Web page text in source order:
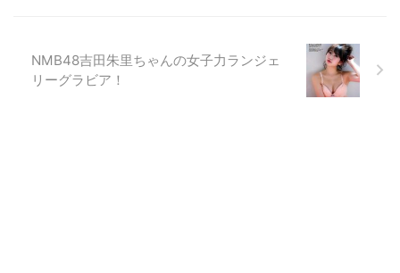
NMB48吉田朱里ちゃんの女子力ランジェ
リーグラビア！